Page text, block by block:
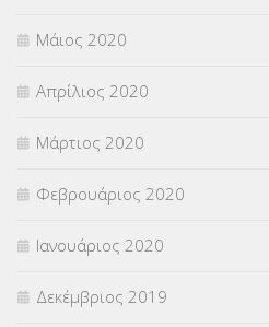
Μάιος 2020
Απρίλιος 2020
Μάρτιος 2020
Φεβρουάριος 2020
Ιανουάριος 2020
Δεκέμβριος 2019